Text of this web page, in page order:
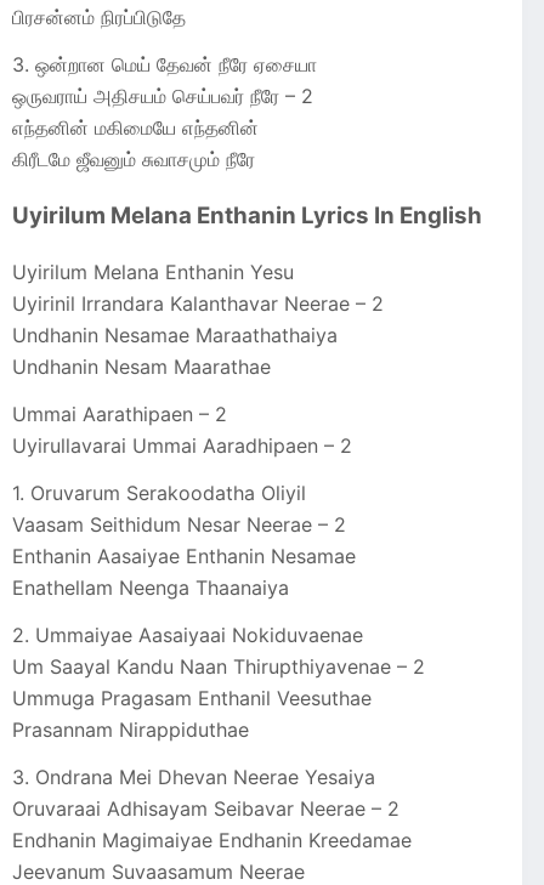
பிரசன்னம் நிரப்பிடுதே
3. ஒன்றான மெய் தேவன் நீரே ஏசையா
ஒருவராய் அதிசயம் செய்பவர் நீரே – 2
எந்தனின் மகிமையே எந்தனின்
கிரீடமே ஜீவனும் சுவாசமும் நீரே
Uyirilum Melana Enthanin Lyrics In English
Uyirilum Melana Enthanin Yesu
Uyirinil Irrandara Kalanthavar Neerae – 2
Undhanin Nesamae Maraathathaiya
Undhanin Nesam Maarathae
Ummai Aarathipaen – 2
Uyirullavarai Ummai Aaradhipaen – 2
1. Oruvarum Serakoodatha Oliyil
Vaasam Seithidum Nesar Neerae – 2
Enthanin Aasaiyae Enthanin Nesamae
Enathellam Neenga Thaanaiya
2. Ummaiyae Aasaiyaai Nokiduvaenae
Um Saayal Kandu Naan Thirupthiyavenae – 2
Ummuga Pragasam Enthanil Veesuthae
Prasannam Nirappiduthae
3. Ondrana Mei Dhevan Neerae Yesaiya
Oruvaraai Adhisayam Seibavar Neerae – 2
Endhanin Magimaiyae Endhanin Kreedamae
Jeevanum Suvaasamum Neerae